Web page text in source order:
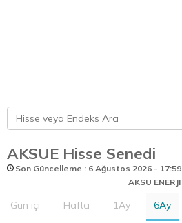
AKSUE Hisse Senedi
Son Güncelleme : 6 Ağustos 2026 - 17:59
AKSU ENERJI
Gün içi Hafta 1Ay 6Ay